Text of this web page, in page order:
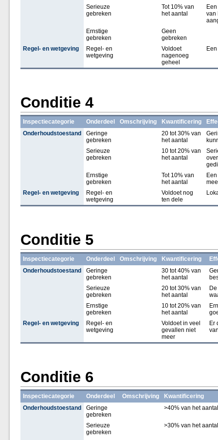
Serieuze
gebreken
Tot 10% van
het aantal
van
Ernstige
gebreken
Geen
gebreken
Regel- en wetgeving
Regel- en
wetgeving
Voldoet
nagenoeg
geheel
Conditie 4
Inspectiecategorie Onderdeel Omschrijving Kwantificering
Onderhoudstoestand
Geringe
gebreken
20 tot 30% van
het aantal
Serieuze
gebreken
10 tot 20% van
het aantal
Ernstige
gebreken
Tot 10% van
het aantal
Regel- en wetgeving
Regel- en
wetgeving
Voldoet nog
ten dele
Conditie 5
Inspectiecategorie Onderdeel Omschrijving Kwantificering
Onderhoudstoestand
Geringe
gebreken
30 tot 40% van
het aantal
Serieuze
gebreken
20 tot 30% van
het aantal
Ernstige
gebreken
10 tot 20% van
het aantal
Regel- en wetgeving
Regel- en
wetgeving
Voldoet in veel
gevallen niet
meer
Er
Conditie 6
Inspectiecategorie Onderdeel Omschrijving
Kwantificering
Onderhoudstoestand
Geringe
gebreken
>40% van het aantal
Serieuze
gebreken
>30% van het aantal